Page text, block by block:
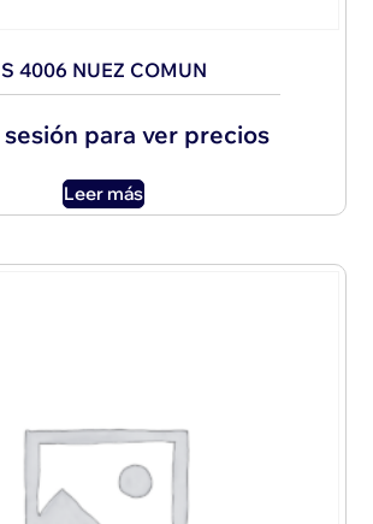
S 4006 NUEZ COMUN
para ver precios
Leer más